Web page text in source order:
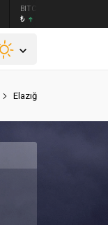
BITCOIN
₺
Elazığ